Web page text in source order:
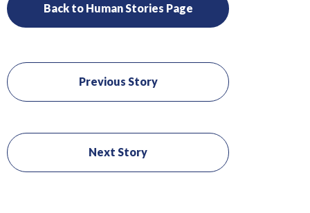
Back to Human Stories Page
Previous Story
Next Story